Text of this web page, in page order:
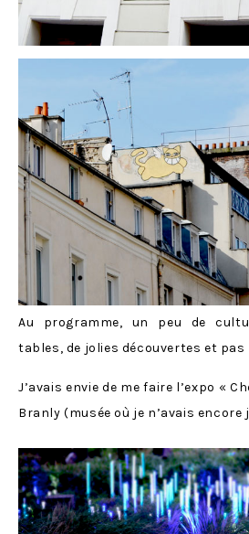
Au programme, un peu de
tables, de jolies découvertes et pas
J’avais envie de me faire l’expo «
Branly (musée où je n’avais